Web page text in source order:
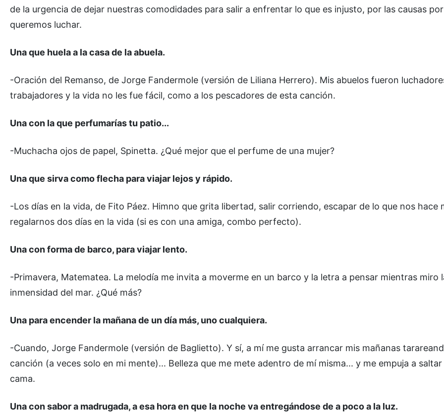
de la urgencia de dejar nuestras comodidades para salir a enfrentar lo que es injusto, por las causas
queremos luchar.
Una que huela a la casa de la abuela.
-Oración del Remanso, de Jorge Fandermole (versión de Liliana Herrero). Mis abuelos fueron
trabajadores y la vida no les fue fácil, como a los pescadores de esta canción.
Una con la que perfumarías tu patio...
-Muchacha ojos de papel, Spinetta. ¿Qué mejor que el perfume de una mujer?
Una que sirva como flecha para viajar lejos y rápido.
-Los días en la vida, de Fito Páez. Himno que grita libertad, salir corriendo, escapar de lo que nos hace
regalarnos dos días en la vida (si es con una amiga, combo perfecto).
Una con forma de barco, para viajar lento.
-Primavera, Matematea. La melodía me invita a moverme en un barco y la letra a pensar mientras miro
inmensidad del mar. ¿Qué más?
Una para encender la mañana de un día más, uno cualquiera.
-Cuando, Jorge Fandermole (versión de Baglietto). Y sí, a mí me gusta arrancar mis mañanas
canción (a veces solo en mi mente)... Belleza que me mete adentro de mí misma... y me empuja a saltar
cama.
Una con sabor a madrugada, a esa hora en que la noche va entregándose de a poco a la luz.